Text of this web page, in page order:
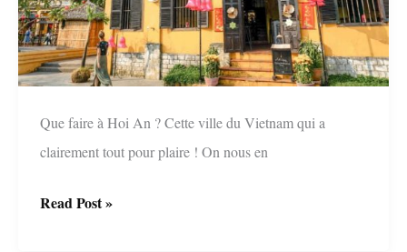
Que faire à Hoi An ? Cette ville du Vietnam qui a
clairement tout pour plaire ! On nous en
La
Read Post »